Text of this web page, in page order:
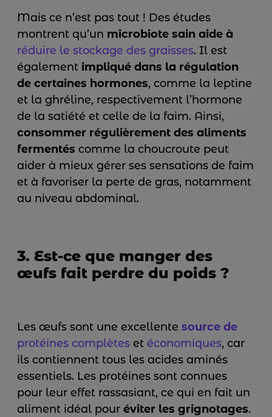
Mais ce n’est pas tout ! Des études
montrent qu’un microbiote sain aide à
réduire le stockage des graisses. Il est
également impliqué dans la régulation
de certaines hormones, comme la leptine
et la ghréline, respectivement l’hormone
de la satiété et celle de la faim. Ainsi,
consommer régulièrement des aliments
fermentés comme la choucroute peut
aider à mieux gérer ses sensations de faim
et à favoriser la perte de gras, notamment
au niveau abdominal.
3. Est-ce que manger des
œufs fait perdre du poids ?
Les œufs sont une excellente source de
protéines complètes et économiques, car
ils contiennent tous les acides aminés
essentiels. Les protéines sont connues
pour leur effet rassasiant, ce qui en fait un
aliment idéal pour éviter les grignotages.